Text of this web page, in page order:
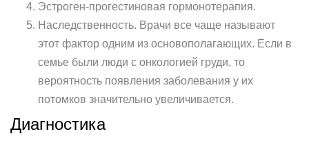
Эстроген-прогестиновая гормонотерапия.
Наследственность. Врачи все чаще называют
этот фактор одним из основополагающих. Если в
семье были люди с онкологией груди, то
вероятность появления заболевания у их
потомков значительно увеличивается.
Диагностика